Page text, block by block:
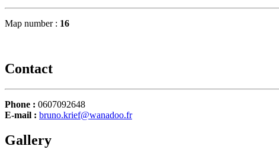
Map number : 16
Contact
Phone : 0607092648
E-mail : bruno.krief@wanadoo.fr
Gallery